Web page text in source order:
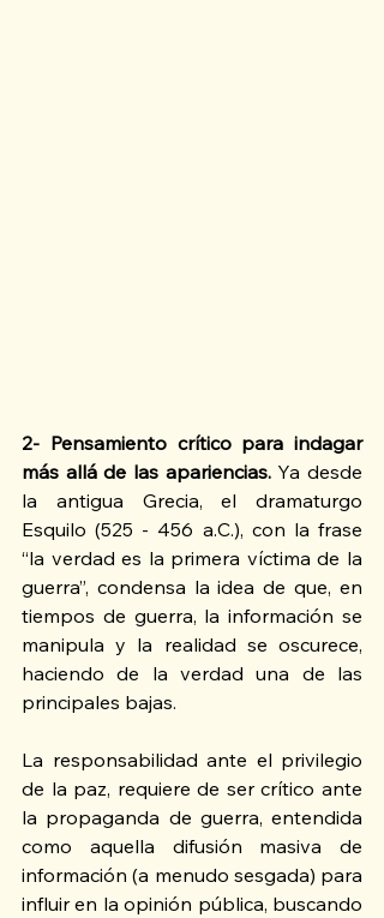
2- Pensamiento crítico para indagar
más allá de las apariencias. Ya desde
la antigua Grecia, el dramaturgo
Esquilo (525 - 456 a.C.), con la frase
“la verdad es la primera víctima de la
guerra”, condensa la idea de que, en
tiempos de guerra, la información se
manipula y la realidad se oscurece,
haciendo de la verdad una de las
principales bajas.
La responsabilidad ante el privilegio
de la paz, requiere de ser crítico ante
la propaganda de guerra, entendida
como aquella difusión masiva de
información (a menudo sesgada) para
influir en la opinión pública, buscando